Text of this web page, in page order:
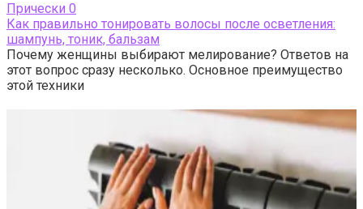
Прически 0
Как правильно тонировать волосы после осветления:
шампунь, тоник, бальзам
Почему женщины выбирают мелирование? Ответов на
этот вопрос сразу несколько. Основное преимущество
этой техники